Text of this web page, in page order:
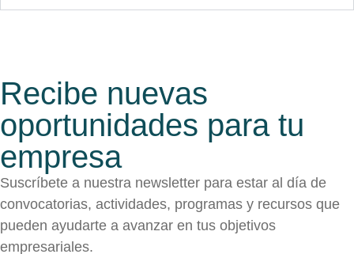
Recibe nuevas
oportunidades para tu
empresa
Suscríbete a nuestra newsletter para estar al día de
convocatorias, actividades, programas y recursos que
pueden ayudarte a avanzar en tus objetivos
empresariales.